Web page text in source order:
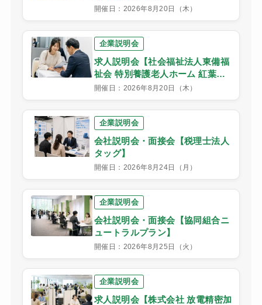
開催日：2026年8月20日（木）
企業説明会
求人説明会【社会福祉法人東備福
祉会 特別養護老人ホーム 紅葉川
荘】
開催日：2026年8月20日（木）
企業説明会
会社説明会・面接会【税理士法人
タッグ】
開催日：2026年8月24日（月）
企業説明会
会社説明会・面接会【協同組合ニ
ュートラルプラン】
開催日：2026年8月25日（火）
企業説明会
求人説明会【株式会社 放電精密加